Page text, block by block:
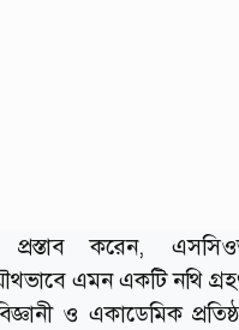
করেন,
যৌথভাবে এমন একটি নথি
ও একাডেমিক